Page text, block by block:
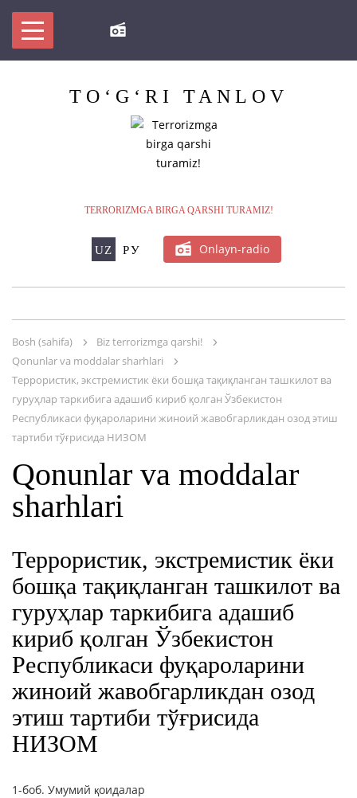
BIZ TERRORIZMGA QARSHI!
XABARDOR BOLING
MA’LUMOTLAR BAZASI
ONLAYN KONFERENTSIYA
MULTIMEDIA
NASHRLAR
ОNLAYN XIZMATLAR
TO‘G‘RI TANLOV
TERRORIZMGA BIRGA QARSHI TURAMIZ!
UZ РУ Onlayn-radio
Bosh (sahifa)
Biz terrorizmga qarshi!
Qonunlar va moddalar sharhlari
Террористик, экстремистик ёки бошқа тақиқланган ташкилот ва
гуруҳлар таркибига адашиб кириб қолган Ўзбекистон
Республикаси фуқароларини жиноий жавобгарликдан озод этиш
тартиби тўғрисида НИЗОМ
Qonunlar va moddalar
sharhlari
Террористик, экстремистик ёки
бошқа тақиқланган ташкилот ва
гуруҳлар таркибига адашиб
кириб қолган Ўзбекистон
Республикаси фуқароларини
жиноий жавобгарликдан озод
этиш тартиби тўғрисида
НИЗОМ
1-боб. Умумий қоидалар